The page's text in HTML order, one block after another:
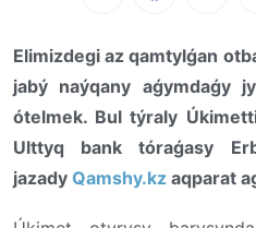
Elimizdegi az qamtylǵan
jabý naýqany aǵymdaǵy
ótelmek. Bul týraly
Ulttyq bank tóraǵasy
jazady Qamshy.kz aqparat